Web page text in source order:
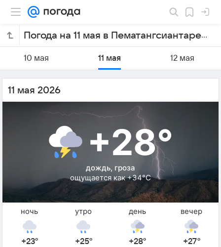
Погода на 11 мая в Пематангсиантаре
10 мая 11 мая 12 мая
11 мая 2026
+28°
дождь, гроза
ощущается как +34°C
ночь
+23°
утро
+25°
день
+28°
вечер
+27°